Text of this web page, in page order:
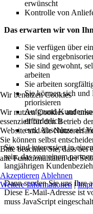
erwünscht
Kontrolle von
Das erwarten wir von
Sie verfügen über
Sie sind
Sie sind gewohnt,
arbeiten
Sie arbeiten
Sie können sich und
priorisieren
Aufgrund
erforderlich
evtl. Abschluss als
Sie sind interessiert in
sein, das von einem
langjährigen
Dann senden Sie uns Ihre
Diese E-Mail-Adresse ist
muss JavaScript
Wir benutzen Cookies
Wir nutzen Cookies auf
essenziell für den Betrieb
Website und die
Sie können selbst
Bitte beachten Sie, dass
alle Funktionalitäten der
Akzeptieren Ablehnen
Weitere Informationen |